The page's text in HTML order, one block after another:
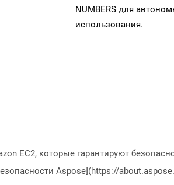
NUMBERS для
использования.
EC2, которые гарантируют
Aspose](https://